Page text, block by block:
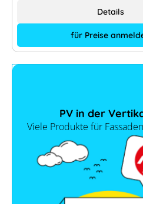
für Preise
Details
PV in der
Viele Produkte für